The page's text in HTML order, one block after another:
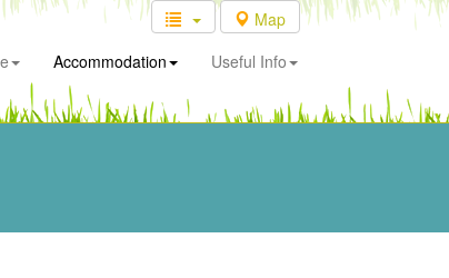
Map
Accommodation Useful Info